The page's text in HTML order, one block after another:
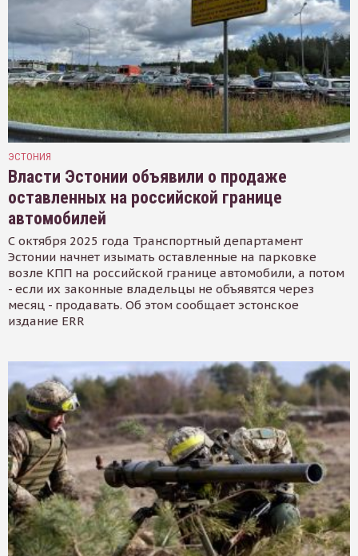
ЭСТОНИЯ
Власти Эстонии объявили о продаже
оставленных на российской границе
автомобилей
С октября 2025 года Транспортный департамент
Эстонии начнет изымать оставленные на парковке
возле КПП на российской границе автомобили, а потом
- если их законные владельцы не объявятся через
месяц - продавать. Об этом сообщает эстонское
издание ERR